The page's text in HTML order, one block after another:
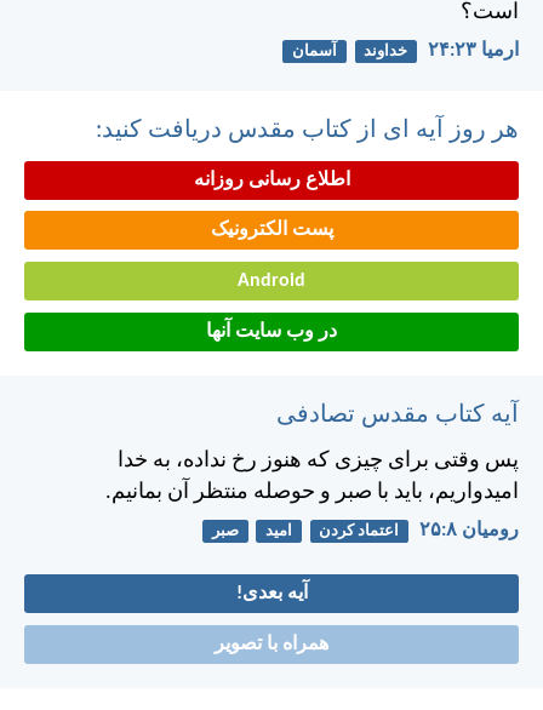
است؟
ارميا ۲۳:‏۲۴ خداوند آسمان
هر روز آیه ای از کتاب مقدس دریافت کنید:
اطلاع رسانی روزانه
پست الکترونیک
Android
در وب سایت آنها
آیه کتاب مقدس تصادفی
پس وقتی برای چيزی كه هنوز رخ نداده، به خدا
اميدواريم، بايد با صبر و حوصله منتظر آن بمانيم.
رومیان ۸:‏۲۵ اعتماد کردن امید صبر
آیه بعدی!
همراه با تصویر